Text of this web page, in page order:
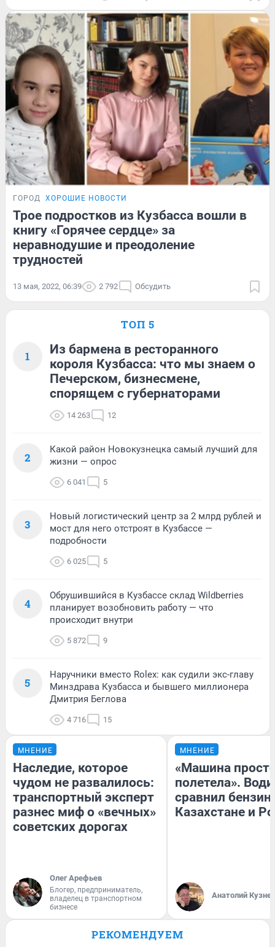
ГОРОД ХОРОШИЕ НОВОСТИ
Трое подростков из Кузбасса вошли в
книгу «Горячее сердце» за
неравнодушие и преодоление
трудностей
13 мая, 2022, 06:39 2 792 Обсудить
ТОП 5
1
Из бармена в ресторанного
короля Кузбасса: что мы знаем о
Печерском, бизнесмене,
спорящем с губернаторами
14 263 12
2
Какой район Новокузнецка самый лучший для
жизни — опрос
6 041 5
3
Новый логистический центр за 2 млрд рублей и
мост для него отстроят в Кузбассе —
подробности
6 025 5
4
Обрушившийся в Кузбассе склад Wildberries
планирует возобновить работу — что
происходит внутри
5 872 9
5
Наручники вместо Rolex: как судили экс-главу
Минздрава Кузбасса и бывшего миллионера
Дмитрия Беглова
4 716 15
МНЕНИЕ
Наследие, которое
чудом не развалилось:
транспортный эксперт
разнес миф о «вечных»
советских дорогах
Олег Арефьев
Блогер, предприниматель,
владелец в транспортном
бизнесе
МНЕНИЕ
«Машина
полетела».
сравнил бензин
Казахстане и
Анатолий
РЕКОМЕНДУЕМ